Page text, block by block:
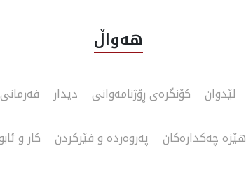
هەواڵ
لێدوان کۆنگرەی ڕۆژنامەوانی دیدار
هێزە چەکدارەکان په‌روه‌رده‌ و فێرکردن کار و